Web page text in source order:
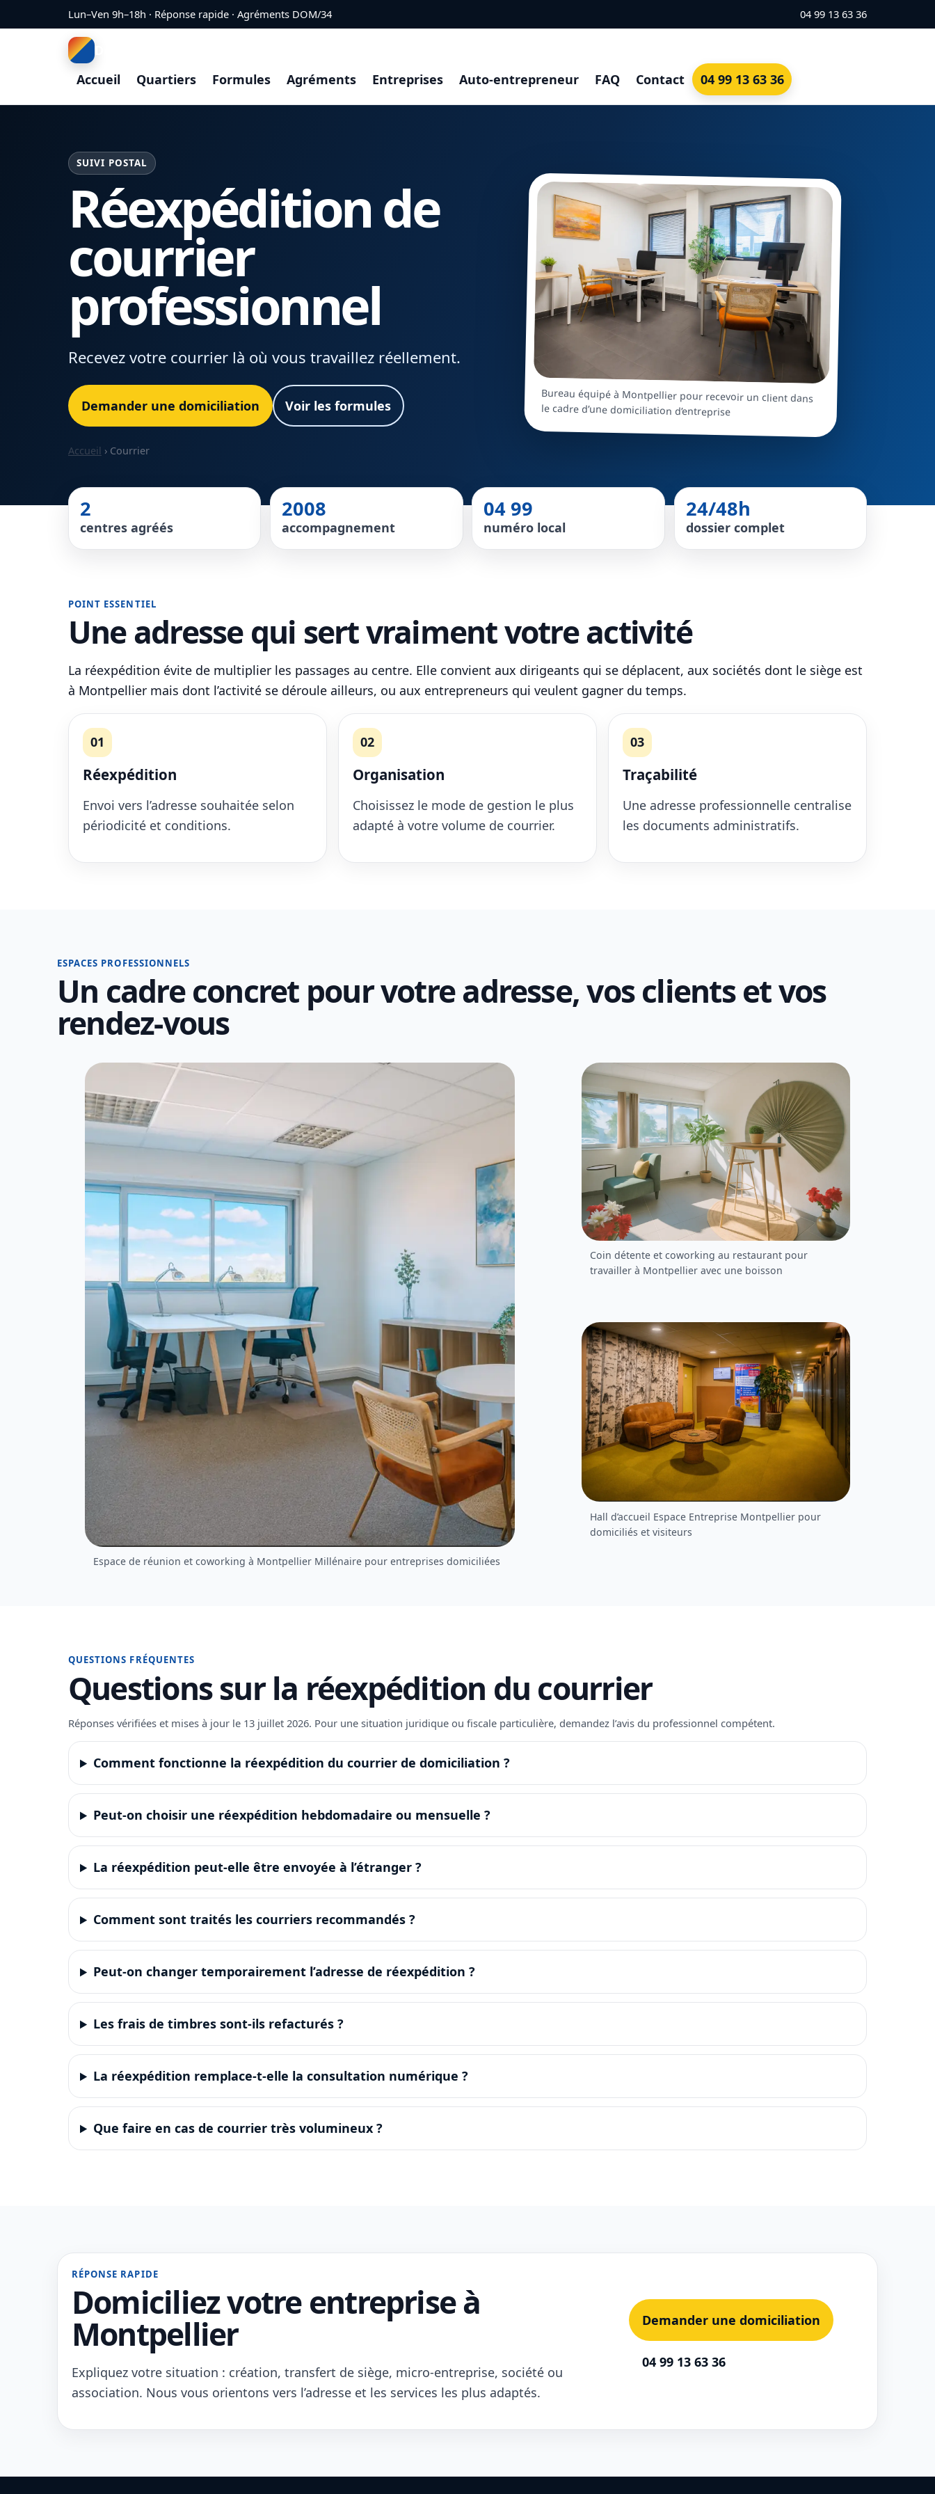
Aller au contenuLun–Ven 9h–18h · Réponse rapide · Agréments DOM/34 04 99 13 63 36
Accueil
Quartiers Formules Agréments Entreprises Auto-entrepreneur FAQ Contact 04 99 13 63 36
SUIVI POSTAL
Réexpédition de
courrier
professionnel
Recevez votre courrier là où vous travaillez réellement.
Demander une domiciliation Voir les formules
Accueil › Courrier
Bureau équipé à Montpellier pour recevoir un client dans
le cadre d’une domiciliation d’entreprise
2
centres agréés
2008
accompagnement
04 99
numéro local
24/48h
dossier complet
POINT ESSENTIEL
Une adresse qui sert vraiment votre activité
La réexpédition évite de multiplier les passages au centre. Elle convient aux dirigeants qui se déplacent, aux sociétés dont le siège est
à Montpellier mais dont l’activité se déroule ailleurs, ou aux entrepreneurs qui veulent gagner du temps.
01
Réexpédition
Envoi vers l’adresse souhaitée selon
périodicité et conditions.
02
Organisation
Choisissez le mode de gestion le plus
adapté à votre volume de courrier.
03
Traçabilité
Une adresse professionnelle centralise
les documents administratifs.
ESPACES PROFESSIONNELS
Un cadre concret pour votre adresse, vos clients et vos
rendez-vous
Espace de réunion et coworking à Montpellier Millénaire pour entreprises domiciliées
Coin détente et coworking au restaurant pour
travailler à Montpellier avec une boisson
Hall d’accueil Espace Entreprise Montpellier pour
domiciliés et visiteurs
QUESTIONS FRÉQUENTES
Questions sur la réexpédition du courrier
Réponses vérifiées et mises à jour le 13 juillet 2026. Pour une situation juridique ou fiscale particulière, demandez l’avis du professionnel compétent.
Comment fonctionne la réexpédition du courrier de domiciliation ?
Peut-on choisir une réexpédition hebdomadaire ou mensuelle ?
La réexpédition peut-elle être envoyée à l’étranger ?
Comment sont traités les courriers recommandés ?
Peut-on changer temporairement l’adresse de réexpédition ?
Les frais de timbres sont-ils refacturés ?
La réexpédition remplace-t-elle la consultation numérique ?
Que faire en cas de courrier très volumineux ?
RÉPONSE RAPIDE
Domiciliez votre entreprise à
Montpellier
Expliquez votre situation : création, transfert de siège, micro-entreprise, société ou
association. Nous vous orientons vers l’adresse et les services les plus adaptés.
Demander une domiciliation
04 99 13 63 36